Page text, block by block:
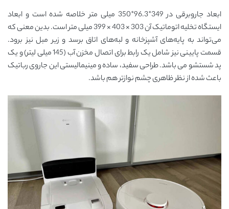
ابعاد جاروبرقی در 349*96.3*350 میلی متر خلاصه شده است و ابعاد
ایستگاه تخلیه اتوماتیک آن 303 × 403 × 399 میلی متر است. بدین معنی که
می‌تواند به پایه‌های آشپزخانه و لبه‌های اتاق برسد و زیر مبل نیز برود.
قسمت پایینی نیز شامل یک رابط برای اتصال مخزن آب (145 میلی لیتر) و یک
پد شستشو می باشد. طراحی سفید، ساده و مینیمالیستی این جاروی رباتیک
باعث شده از نظر ظاهری چشم ‌نوازتر هم باشد.